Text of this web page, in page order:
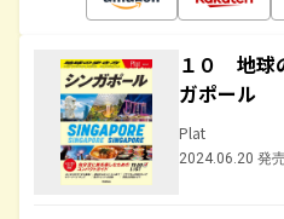
１０ 地球
ガポール
Plat
2024.06.20 発